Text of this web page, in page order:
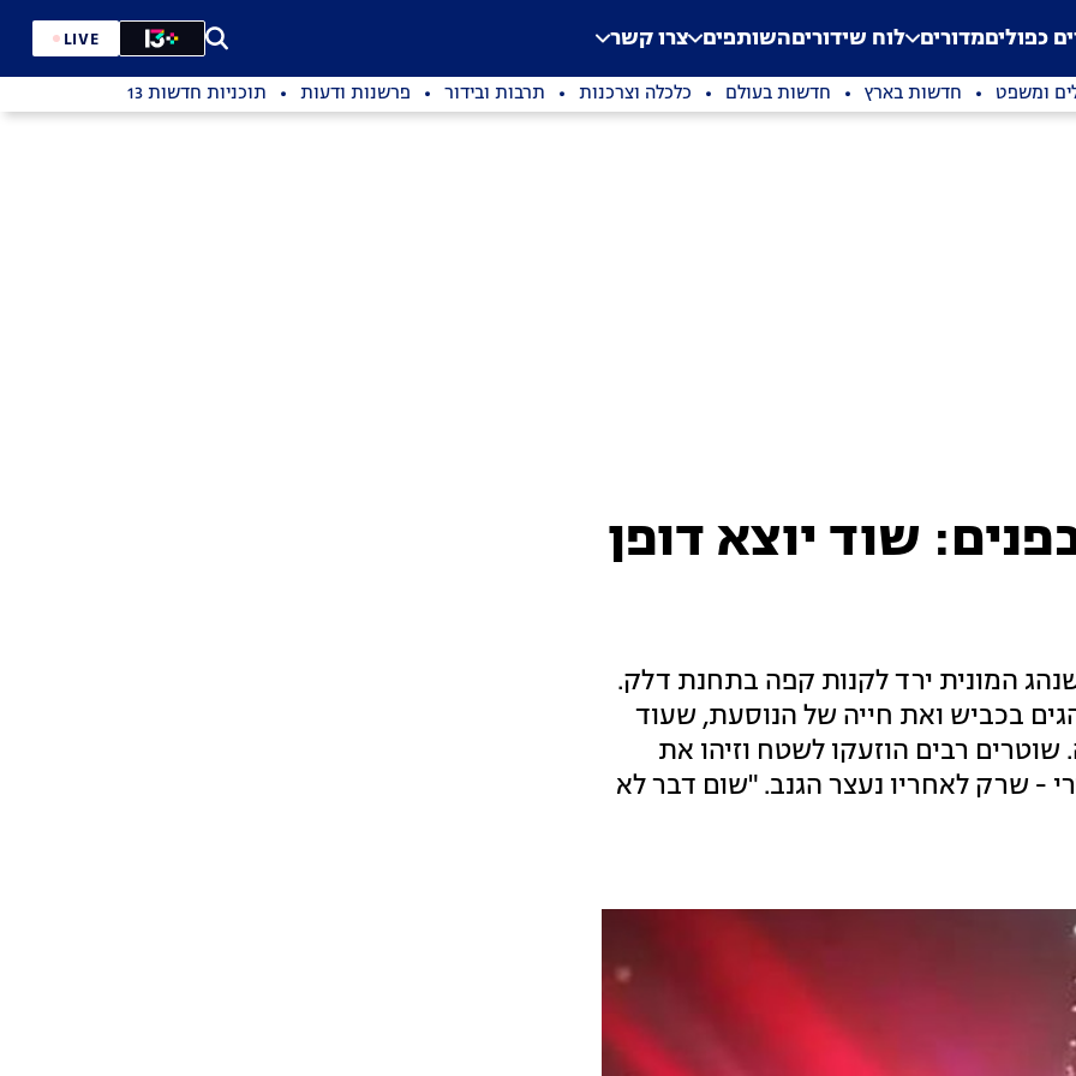
Application error: a
. כפוליםמדורים לוח שידוריםהשותפים צרו קשר LIVE
ומשפט חדשות בארץ חדשות בעולם כלכלה וצרכנות תרבות ובידור פרשנות ודעות תוכניות חדשות 13
שוד יוצא דופן
המונית ירד לקנות קפה בתחנת דלק.
בכביש ואת חייה של הנוסעת, שעוד
רבים הוזעקו לשטח וזיהו את
- שרק לאחריו נעצר הגנב. "שום דבר לא